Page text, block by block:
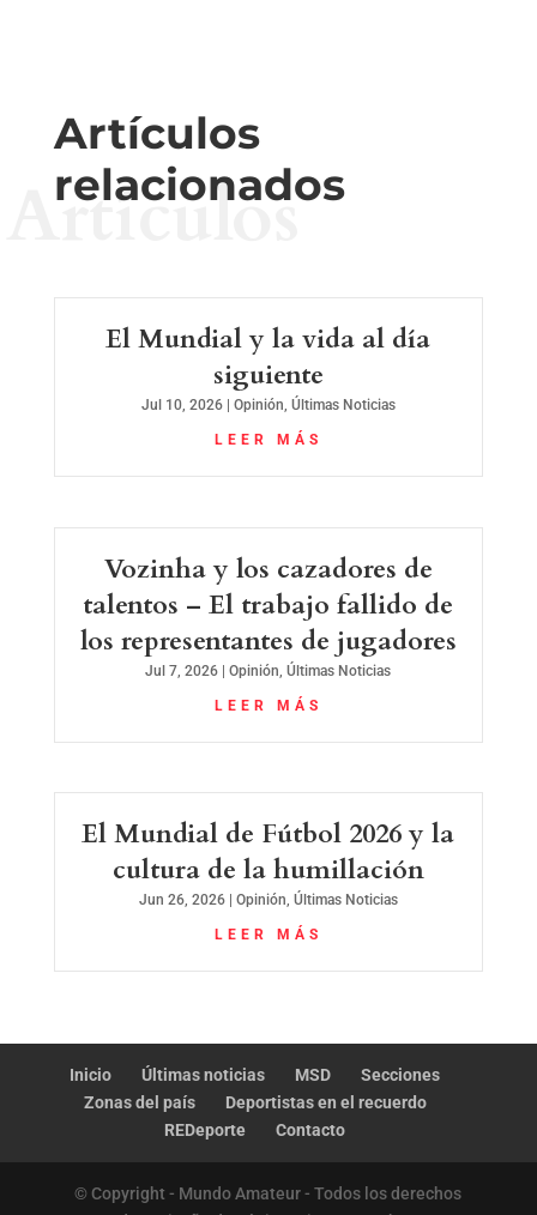
Artículos
relacionados
Artículos
El Mundial y la vida al día
siguiente
Jul 10, 2026| Opinión, Últimas Noticias
LEER MÁS
Vozinha y los cazadores de
talentos – El trabajo fallido de
los representantes de jugadores
Jul 7, 2026 |Opinión ,Últimas Noticias
LEER MÁS
El Mundial de Fútbol 2026 y la
cultura de la humillación
Jun 26, 2026| Opinión, Últimas Noticias
LEER MÁS
Inicio Últimas noticias MSD
Secciones
Zonas del país
Deportistas en el recuerdo
REDeporte
Contacto
© Copyright - Mundo Amateur - Todos los derechos